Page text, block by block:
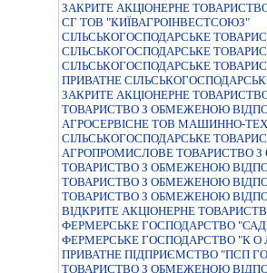
ЗАКРИТЕ АКЦIОНЕРНЕ
СГ ТОВ "КИЇВАГРОІНВЕСТСОЮЗ"
СІЛЬСЬКОГОСПОДАРСЬКЕ
СIЛЬСЬКОГОСПОДАРСЬКЕ
СIЛЬСЬКОГОСПОДАРСЬКЕ
ПРИВАТНЕ
ЗАКРИТЕ АКЦІОНЕРНЕ
ТОВАРИСТВО З ОБМЕЖЕНОЮ
АГРОСЕРВІСНЕ ТОВ МАШИННО-
СIЛЬСЬКОГОСПОДАРСЬКЕ
АГРОПРОМИСЛОВЕ ТОВАРИСТВО
ТОВАРИСТВО З ОБМЕЖЕНОЮ
ТОВАРИСТВО З ОБМЕЖЕНОЮ
ТОВАРИСТВО З ОБМЕЖЕНОЮ
ВІДКРИТЕ АКЦІОНЕРНЕ
ФЕРМЕРСЬКЕ ГОСПОДАРСТВО
ФЕРМЕРСЬКЕ ГОСПОДАРСТВО "К О
ПРИВАТНЕ ПIДПРИЄМСТВО "ПСП
ТОВАРИСТВО З ОБМЕЖЕНОЮ